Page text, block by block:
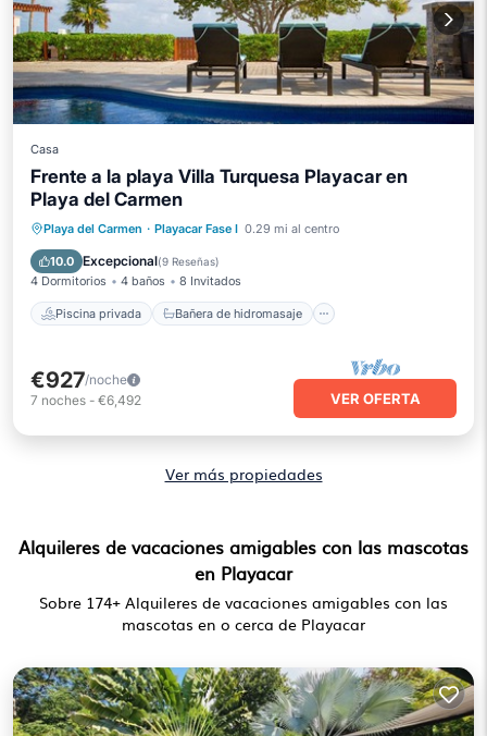
Casa
Frente a la playa Villa Turquesa Playacar en
Playa del Carmen
Playa del Carmen · Playacar Fase I 0.29 mi al centro
10.0 Excepcional(9 Reseñas)
4 Dormitorios 4 baños 8 Invitados
Piscina privada Bañera de hidromasaje
Piscina privada
Bañera de hidromasaje
Aparcamiento
€927/noche
7 noches - €6,492 VER OFERTA
Ver más propiedades
Alquileres de vacaciones amigables con las mascotas
en Playacar
Sobre 174+ Alquileres de vacaciones amigables con las
mascotas en o cerca de Playacar